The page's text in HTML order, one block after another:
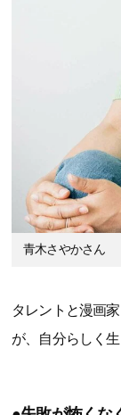
青木さやかさん
タレントと漫画
が、自分らしく